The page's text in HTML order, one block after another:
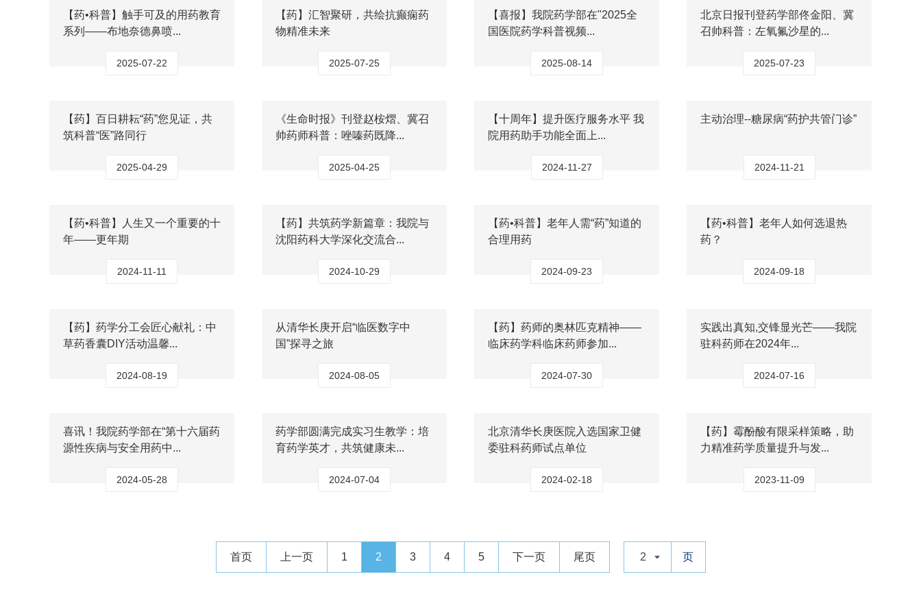
【药•科普】触手可及的用药教育
系列——布地奈德鼻喷...
2025-07-22
【药】汇智聚研，共绘抗癫痫药
物精准未来
2025-07-25
【喜报】我院药学部在"2025全
国医院药学科普视频...
2025-08-14
北京日报刊登药学部佟金阳、冀
召帅科普：左氧氟沙星的...
2025-07-23
【药】百日耕耘“药”您见证，共
筑科普“医”路同行
2025-04-29
《生命时报》刊登赵桉熠、冀召
帅药师科普：唑嗪药既降...
2025-04-25
【十周年】提升医疗服务水平 我
院用药助手功能全面上...
2024-11-27
主动治理--糖尿病“药护共管门诊”
2024-11-21
【药•科普】人生又一个重要的十
年——更年期
2024-11-11
【药】共筑药学新篇章：我院与
沈阳药科大学深化交流合...
2024-10-29
【药•科普】老年人需“药”知道的
合理用药
2024-09-23
【药•科普】老年人如何选退热
药？
2024-09-18
【药】药学分工会匠心献礼：中
草药香囊DIY活动温馨...
2024-08-19
从清华长庚开启“临医数字中
国”探寻之旅
2024-08-05
【药】药师的奥林匹克精神——
临床药学科临床药师参加...
2024-07-30
实践出真知,交锋显光芒——我院
驻科药师在2024年...
2024-07-16
喜讯！我院药学部在“第十六届药
源性疾病与安全用药中...
2024-05-28
药学部圆满完成实习生教学：培
育药学英才，共筑健康未...
2024-07-04
北京清华长庚医院入选国家卫健
委驻科药师试点单位
2024-02-18
【药】霉酚酸有限采样策略，助
力精准药学质量提升与发...
2023-11-09
首页 上一页 1 2 3 4 5 下一页 尾页 2 页